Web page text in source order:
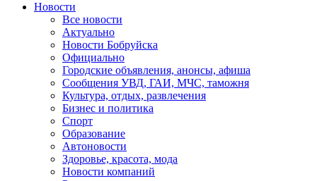
Новости
Все новости
Актуально
Новости Бобруйска
Официально
Городские объявления, анонсы, афиша
Сообщения УВД, ГАИ, МЧС, таможня
Культура, отдых, развлечения
Бизнес и политика
Спорт
Образование
Автоновости
Здоровье, красота, мода
Новости компаний